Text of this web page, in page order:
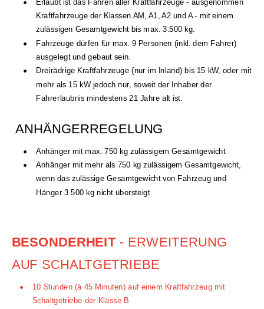
BESONDERHEIT - ERWEITERUNG
AUF SCHALTGETRIEBE
• 10 Stunden (á 45 Minuten) auf einem Kraftfahrzeug mit
Schaltgetriebe der Klasse B
•
Kraftfahrzeuge der Klassen AM, A1, A2 und A - mit einem
zulässigen Gesamtgewicht bis max. 3.500 kg.
• Fahrzeuge dürfen für max. 9 Personen (inkl. dem Fahrer)
ausgelegt und gebaut sein.
• Dreirädrige Kraftfahrzeuge (nur im Inland) bis 15 kW, oder mit
mehr als 15 kW jedoch nur, soweit der Inhaber der
Fahrerlaubnis mindestens 21 Jahre alt ist.
ANHÄNGER­REGELUNG
• Anhänger mit max. 750 kg zulässigem Gesamtgewicht
• Anhänger mit mehr als 750 kg zulässigem Gesamtgewicht,
wenn das zulässige Gesamtgewicht von Fahrzeug und
Hänger 3.500 kg nicht übersteigt.